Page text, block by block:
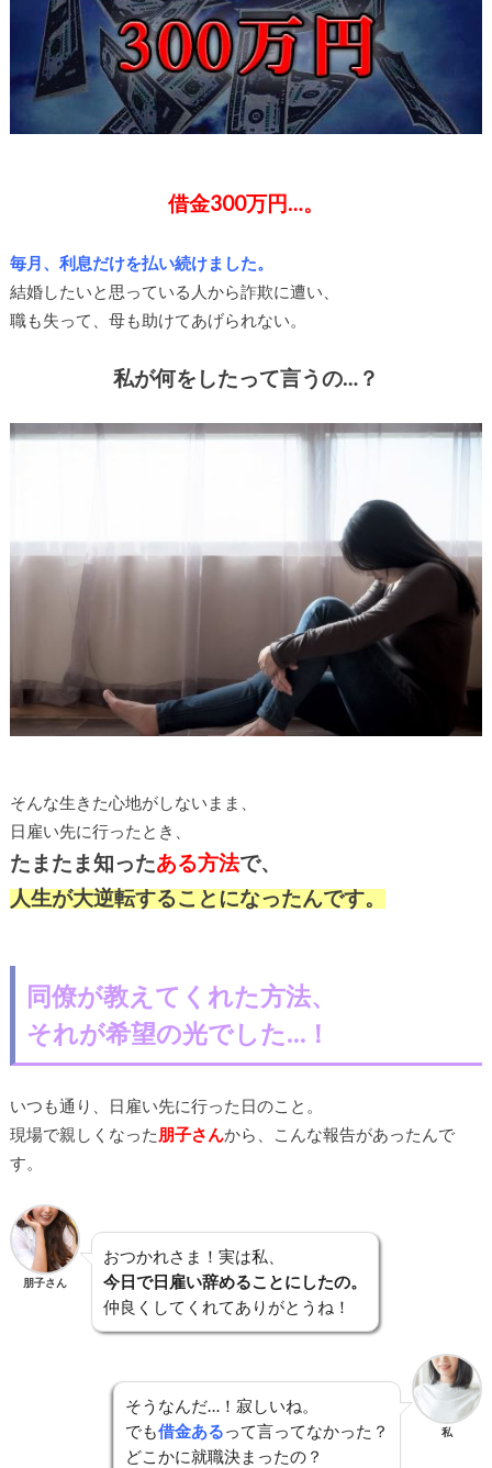
借金300万円…。
毎月、利息だけを払い続けました。
結婚したいと思っている人から詐欺に遭い、
職も失って、母も助けてあげられない。
私が何をしたって言うの…？
そんな生きた心地がしないまま、
日雇い先に行ったとき、
たまたま知ったある方法で、
人生が大逆転することになったんです。
同僚が教えてくれた方法、
それが希望の光でした…！
いつも通り、日雇い先に行った日のこと。
現場で親しくなった 朋子さんから、こんな報告があったんで
す。
朋子さん
おつかれさま！実は私、
今日で日雇い辞めることにしたの。
仲良くしてくれてありがとうね！
そうなんだ…！寂しいね。
でも借金あるって言ってなかった？
どこかに就職決まったの？
私